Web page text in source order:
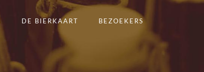
DE BIERKAART BEZOEKERS